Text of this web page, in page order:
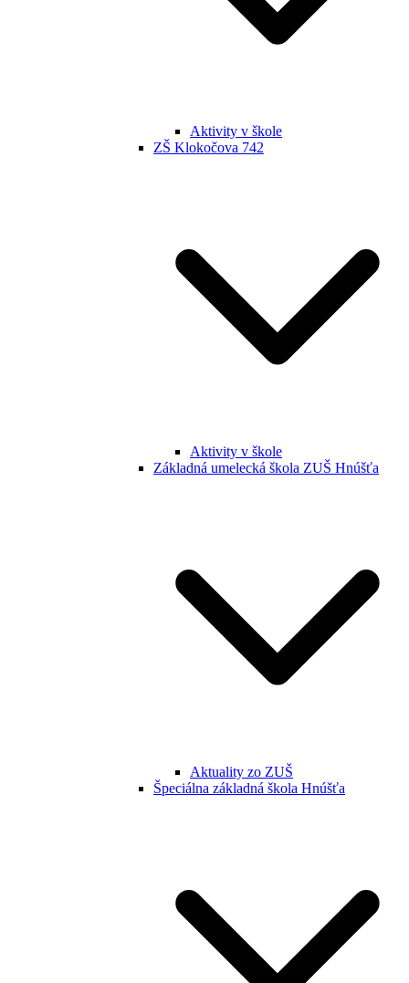
Aktivity v škole
ZŠ Klokočova 742
Aktivity v škole
Základná umelecká škola ZUŠ Hnúšťa
Aktuality zo ZUŠ
Špeciálna základná škola Hnúšťa